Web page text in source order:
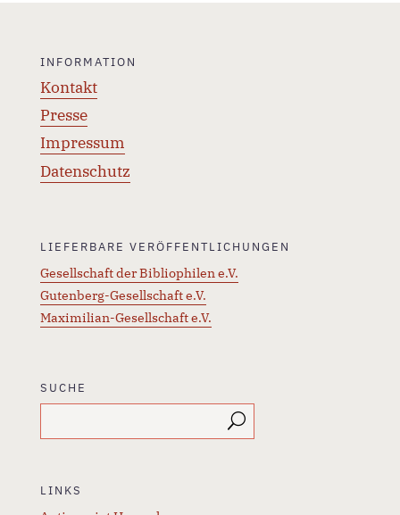
INFORMATION
Kontakt
Presse
Impressum
Datenschutz
LIEFERBARE VERÖFFENTLICHUNGEN
Gesellschaft der Bibliophilen e.V.
Gutenberg-Gesellschaft e.V.
Maximilian-Gesellschaft e.V.
SUCHE
LINKS